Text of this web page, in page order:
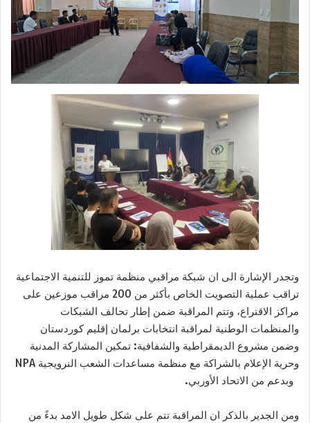
وتجدر الإشارة الى ان شبكة مراقبي منظمة تموز للتنمية الاجتماعية
تراقب عملية التصويت الخاص بأكثر من 200 مراقب موزعين على
مراكز الاقتراع، وتتم المراقبة ضمن إطار تحالف الشبكات
والمنظمات الوطنية لمراقبة انتخابات برلمان إقليم كوردستان
وضمن مشروع الديمقراطية والشفافية: تمكين المشاركة المدنية
وحرية الإعلام بالشراكة مع منظمة مساعدات الشعب النرويجية NPA
وبدعم من الاتحاد الأوربي.
ومن الجدير بالذكر ان المراقبة تتم على شكل طويل الامد بدءً من